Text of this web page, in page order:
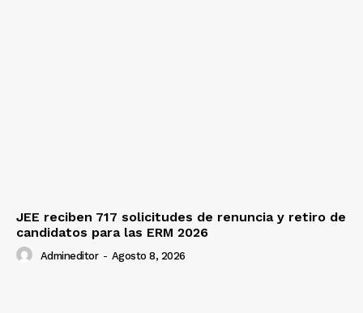
JEE reciben 717 solicitudes de renuncia y retiro de
candidatos para las ERM 2026
Admineditor - Agosto 8, 2026